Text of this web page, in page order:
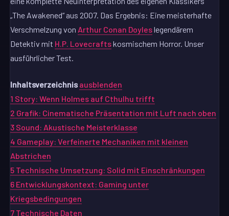
„The Awakened“ aus 2007. Das Ergebnis: Eine meisterhafte
Verschmelzung von Arthur Conan Doyleslegendärem
Detektiv mit H.P. Lovecraftskosmischem Horror. Unser
ausführlicher Test.
Inhaltsverzeichnis ausblenden
1 Story: Wenn Holmes auf Cthulhu trifft
2 Grafik: Cinematische Präsentation mit Luft nach oben
3 Sound: Akustische Meisterklasse
4 Gameplay: Verfeinerte Mechaniken mit kleinen
Abstrichen
5 Technische Umsetzung: Solid mit Einschränkungen
6 Entwicklungskontext: Gaming unter
Kriegsbedingungen
7 Technische Daten